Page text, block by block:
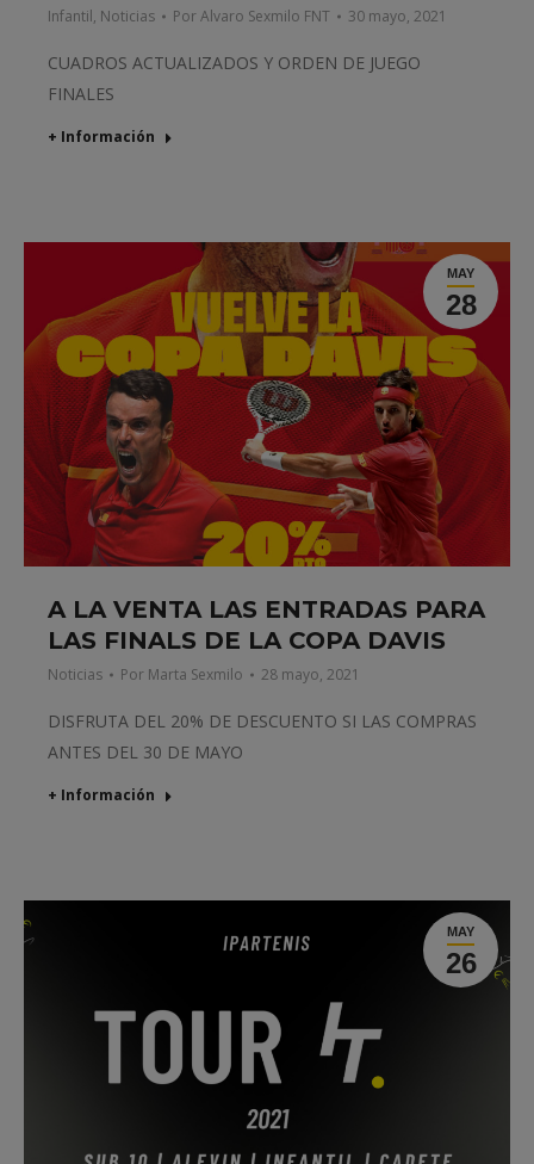
Infantil, Noticias PorAlvaro Sexmilo FNT 30 mayo, 2021
CUADROS ACTUALIZADOS Y ORDEN DE JUEGO
FINALES
+ Información
MAY
28
A LA VENTA LAS ENTRADAS PARA
LAS FINALS DE LA COPA DAVIS
Noticias Por Marta Sexmilo 28 mayo, 2021
DISFRUTA DEL 20% DE DESCUENTO SI LAS COMPRAS
ANTES DEL 30 DE MAYO
+ Información
MAY
26